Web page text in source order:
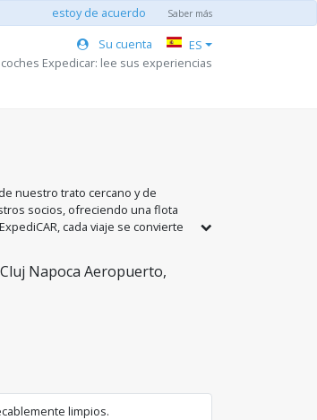
estoy de acuerdo Saber más
Su cuenta
ES
Expedicar: lee sus experiencias
nuestro trato cercano y de
socios, ofreciendo una flota
cada viaje se convierte
Napoca Aeropuerto,
limpios.